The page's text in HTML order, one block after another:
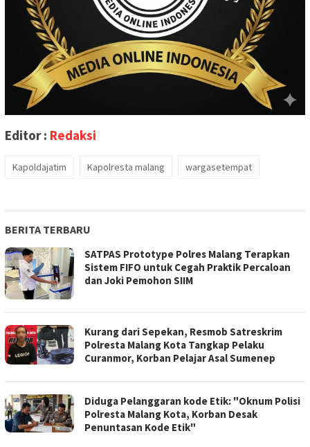
Editor : Redaksi
Kapoldajatim Kapolresta malang wargasetempat
BERITA TERBARU
SATPAS Prototype Polres Malang Terapkan
Sistem FIFO untuk Cegah Praktik Percaloan
dan Joki Pemohon SIIM
Kurang dari Sepekan, Resmob Satreskrim
Polresta Malang Kota Tangkap Pelaku
Curanmor, Korban Pelajar Asal Sumenep
Diduga Pelanggaran kode Etik: "Oknum Polisi
Polresta Malang Kota, Korban Desak
Penuntasan Kode Etik"